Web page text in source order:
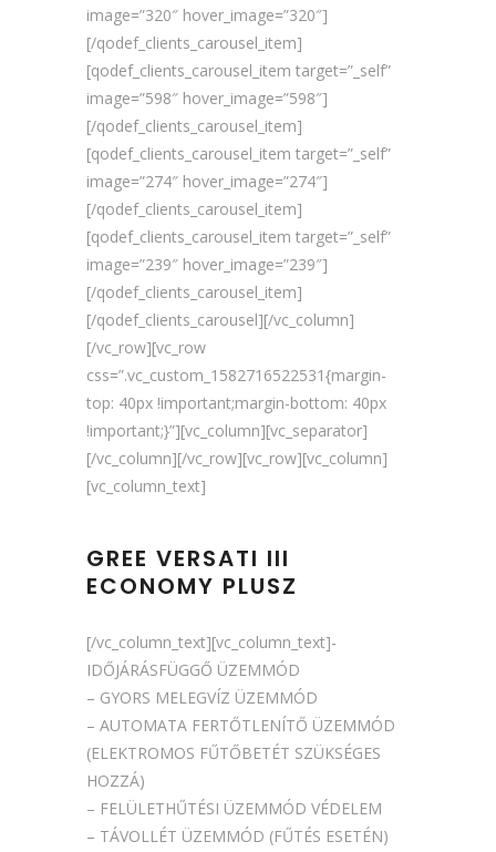
image=”320″ hover_image=”320″]
[/qodef_clients_carousel_item]
[qodef_clients_carousel_item target=”_self”
image=”598″ hover_image=”598″]
[/qodef_clients_carousel_item]
[qodef_clients_carousel_item target=”_self”
image=”274″ hover_image=”274″]
[/qodef_clients_carousel_item]
[qodef_clients_carousel_item target=”_self”
image=”239″ hover_image=”239″]
[/qodef_clients_carousel_item]
[/qodef_clients_carousel][/vc_column]
[/vc_row][vc_row
css=”.vc_custom_1582716522531{margin-
top: 40px !important;margin-bottom: 40px
!important;}”][vc_column][vc_separator]
[/vc_column][/vc_row][vc_row][vc_column]
[vc_column_text]
GREE VERSATI III
ECONOMY PLUSZ
[/vc_column_text][vc_column_text]-
IDŐJÁRÁSFÜGGŐ ÜZEMMÓD
– GYORS MELEGVÍZ ÜZEMMÓD
– AUTOMATA FERTŐTLENÍTŐ ÜZEMMÓD
(ELEKTROMOS FŰTŐBETÉT SZÜKSÉGES
HOZZÁ)
– FELÜLETHŰTÉSI ÜZEMMÓD VÉDELEM
– TÁVOLLÉT ÜZEMMÓD (FŰTÉS ESETÉN)